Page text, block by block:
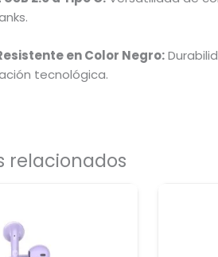
en Color Negro:
tecnológica.
relacionados